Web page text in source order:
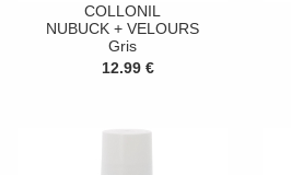
COLLONIL
NUBUCK + VELOURS
Gris
12.99 €